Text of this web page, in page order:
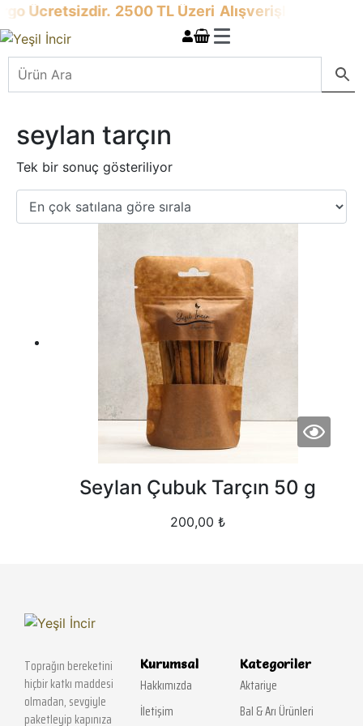
Ücretsizdir. 2500 TL Üzeri Alışverişlerinizde
seylan tarçın
Tek bir sonuç gösteriliyor
Seylan Çubuk Tarçın 50 g
200,00 ₺
Toprağın bereketini
hiçbir katkı maddesi
olmadan, sevgiyle
paketleyip kapınıza
Kurumsal
Hakkımızda
İletişim
Kategoriler
Aktariye
Bal & Arı Ürünleri